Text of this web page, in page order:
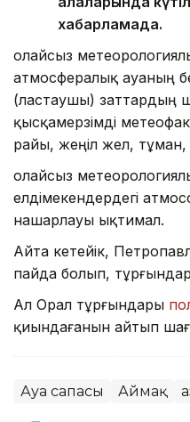
хабарламада.
Қолайсыз
атмосфералық ауаның
(ластаушы) заттардың
қысқамерзімді
райы, жеңіл жел,
Қолайсыз
елдімекендердегі
нашарлауы ықтимал.
Айта кетейік,
пайда болып,
Ал Орал тұрғындары
қиындағанын айтып
Ауа сапасы Аймақ